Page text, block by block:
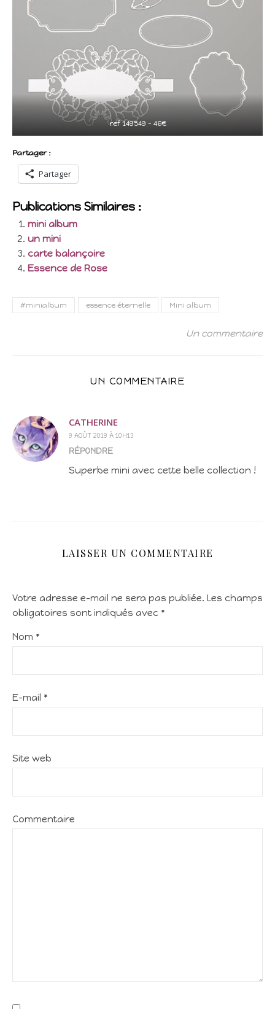
ref 149549 – 46€
Partager :
Partager
Publications Similaires :
mini album
un mini
carte balançoire
Essence de Rose
#minialbum essence éternelle Mini album
Un commentaire
UN COMMENTAIRE
CATHERINE
9 AOÛT 2019 À 10H13
RÉPONDRE
Superbe mini avec cette belle collection !
LAISSER UN COMMENTAIRE
Votre adresse e-mail ne sera pas publiée. Les champs
obligatoires sont indiqués avec *
Nom *
E-mail *
Site web
Commentaire